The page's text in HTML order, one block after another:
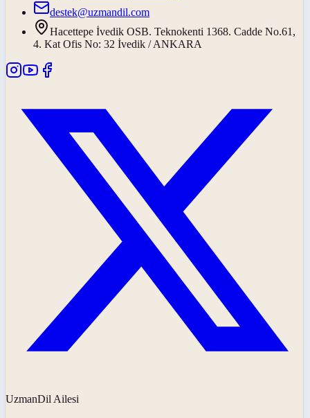
destek@uzmandil.com
Hacettepe İvedik OSB. Teknokenti 1368. Cadde No.61,
4. Kat Ofis No: 32 İvedik / ANKARA
UzmanDil Ailesi